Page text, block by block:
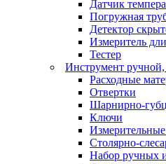
Датчик
Погружная
Детектор
Измеритель
Тестер
Инструмент ручной,
Расходные
Отвертки
Шарнирно-
Ключи
Столярно-
Набор ручных